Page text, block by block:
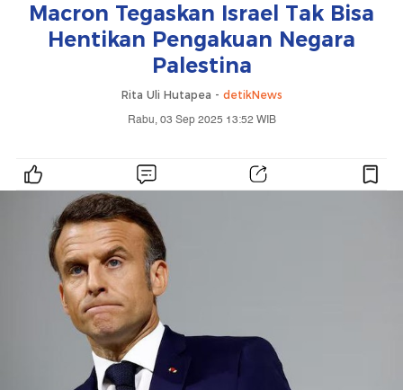
Macron Tegaskan Israel Tak Bisa
Hentikan Pengakuan Negara
Palestina
Rita Uli Hutapea - detikNews
Rabu, 03 Sep 2025 13:52 WIB